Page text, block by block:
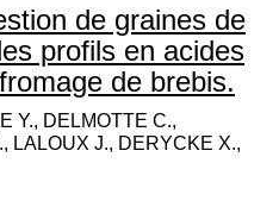
de graines de
profils en acides
de brebis.
Y., DELMOTTE C.,
LALOUX J., DERYCKE X.,